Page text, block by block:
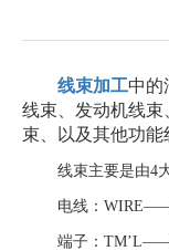
线束加工中的
线束、发动机线
束、以及其他功能
线束主要是由4
电线： WIRE——
端子： TM’L——